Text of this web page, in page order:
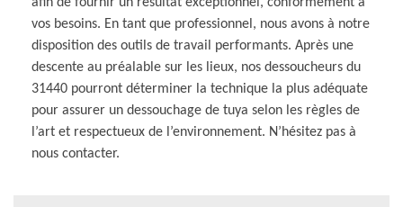
vos besoins. En tant que professionnel, nous avons à notre
disposition des outils de travail performants. Après une
descente au préalable sur les lieux, nos dessoucheurs du
31440 pourront déterminer la technique la plus adéquate
pour assurer un dessouchage de tuya selon les règles de
l’art et respectueux de l’environnement. N’hésitez pas à
nous contacter.